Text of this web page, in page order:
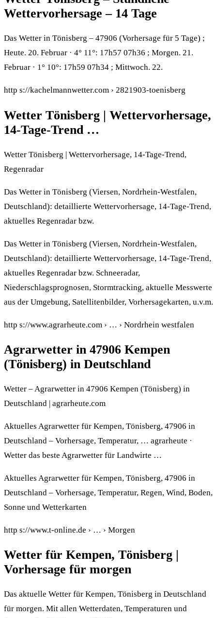
Wettervorhersage – 14 Tage
Das Wetter in Tönisberg – 47906 (Vorhersage für 5 Tage) ;
Heute. 20. Februar · 4° 11°: 17h57 07h36 ; Morgen. 21.
Februar · 1° 10°: 17h59 07h34 ; Mittwoch. 22.
http s://kachelmannwetter.com › 2821903-toenisberg
Wetter Tönisberg | Wettervorhersage,
14-Tage-Trend …
Wetter Tönisberg | Wettervorhersage, 14-Tage-Trend,
Regenradar
Das Wetter in Tönisberg (Viersen, Nordrhein-Westfalen,
Deutschland): detaillierte Wettervorhersage, 14-Tage-Trend,
aktuelles Regenradar bzw.
Das Wetter in Tönisberg (Viersen, Nordrhein-Westfalen,
Deutschland): detaillierte Wettervorhersage, 14-Tage-Trend,
aktuelles Regenradar bzw. Schneeradar,
Niederschlagsprognosen, Stormtracking, aktuelle Messwerte
aus der Umgebung, Satellitenbilder, Vorhersagekarten, u.v.m.
http s://www.agrarheute.com › … › Nordrhein westfalen
Agrarwetter in 47906 Kempen
(Tönisberg) in Deutschland
Wetter – Agrarwetter in 47906 Kempen (Tönisberg) in
Deutschland | agrarheute.com
Aktuelles Agrarwetter für Kempen, Tönisberg, 47906 in
Deutschland – Vorhersage, Temperatur, … agrarheute ·
Wetter das beste Agrarwetter für Landwirte …
Aktuelles Agrarwetter für Kempen, Tönisberg, 47906 in
Deutschland – Vorhersage, Temperatur, Regen, Wind, Boden,
Sonne und Wetterkarten
http s://www.t-online.de › … › Morgen
Wetter für Kempen, Tönisberg |
Vorhersage für morgen
Das aktuelle Wetter für Kempen, Tönisberg in Deutschland
für morgen. Mit allen Wetterdaten, Temperaturen und